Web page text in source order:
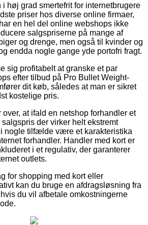
i høj grad smertefrit for internetbrugere
priser hos diverse online firmaer,
en hel del online webshops ikke
salgspriserne på mange af
og drenge, men også til kvinder og
endda nogle gange yde portofri fragt.
sig profitabelt at granske et par
efter tilbud på Pro Bullet Weight-
dit køb, således at man er sikret
kostelige pris.
at ifald en netshop forhandler et
der virker helt ekstremt
nogle tilfælde være et karakteristika
forhandler. Handler med kort er
i et regulativ, der garanterer
outlets.
for shopping med kort eller
kan du bruge en afdragsløsning fra
du vil afbetale omkostningerne